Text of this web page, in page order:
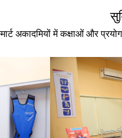
अकादमियों में कक्षाओं और